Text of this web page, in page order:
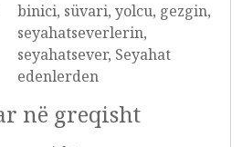
binici, süvari, yolcu, gezgin,
seyahatseverlerin,
seyahatsever, Seyahat
edenlerden
në greqisht